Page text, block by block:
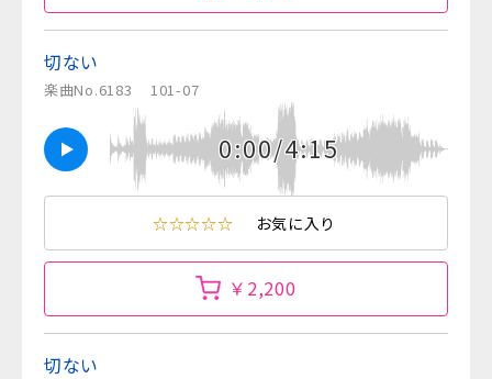
切ない
楽曲No.6183 101-07
0:00/4:15
☆☆☆☆☆ お気に入り
￥2,200
切ない